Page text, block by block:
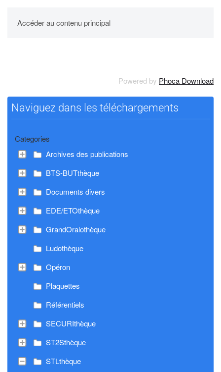
Accéder au contenu principal
UPBM
Powered by Phoca Download
Naviguez dans les téléchargements
Categories
Archives des publications
BTS-BUTthèque
Documents divers
EDE/ETOthèque
GrandOralothèque
Ludothèque
Opéron
Plaquettes
Référentiels
SECURIthèque
ST2Sthèque
STLthèque